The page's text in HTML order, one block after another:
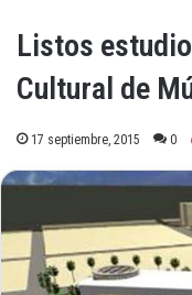
Listos
Cultural de
17 septiembre, 2015 0